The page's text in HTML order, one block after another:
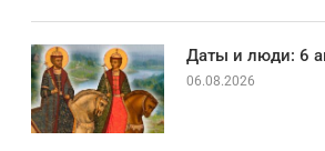
Даты и люди: 6
06.08.2026